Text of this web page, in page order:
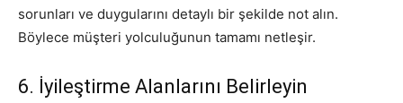
sorunları ve duygularını detaylı bir şekilde not alın.
Böylece müşteri yolculuğunun tamamı netleşir.
6. İyileştirme Alanlarını Belirleyin